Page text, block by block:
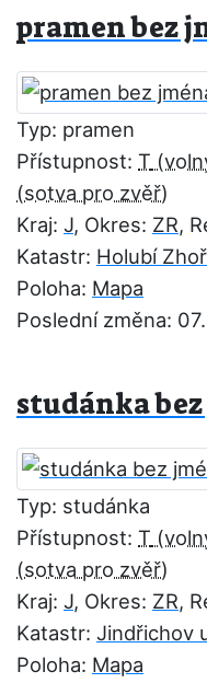
pramen bez
Typ: pramen
Přístupnost: T
Kraj: J, Okres: ZR,
Katastr: Holubí Zhoř
Poloha: Mapa
Poslední změna:
studánka bez
Typ: studánka
Přístupnost: T
Kraj: J, Okres: ZR,
Katastr: Jindřichov
Poloha: Mapa